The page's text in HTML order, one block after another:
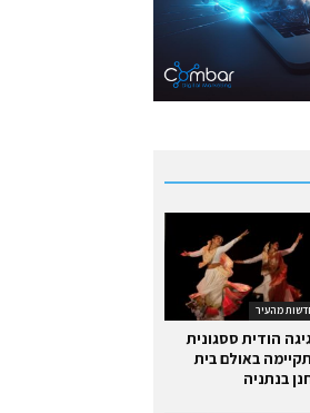
מהעיר
הודית ססגונית
באולם בית
בנתניה